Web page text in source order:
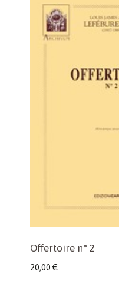
Offertoire n° 2
20,00 €